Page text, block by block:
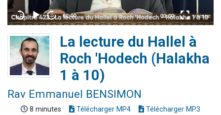
La lecture du Hallel à
Roch 'Hodech (Halakha
1 à 10)
Rav Emmanuel BENSIMON
8 minutes Télécharger MP4 Télécharger MP3